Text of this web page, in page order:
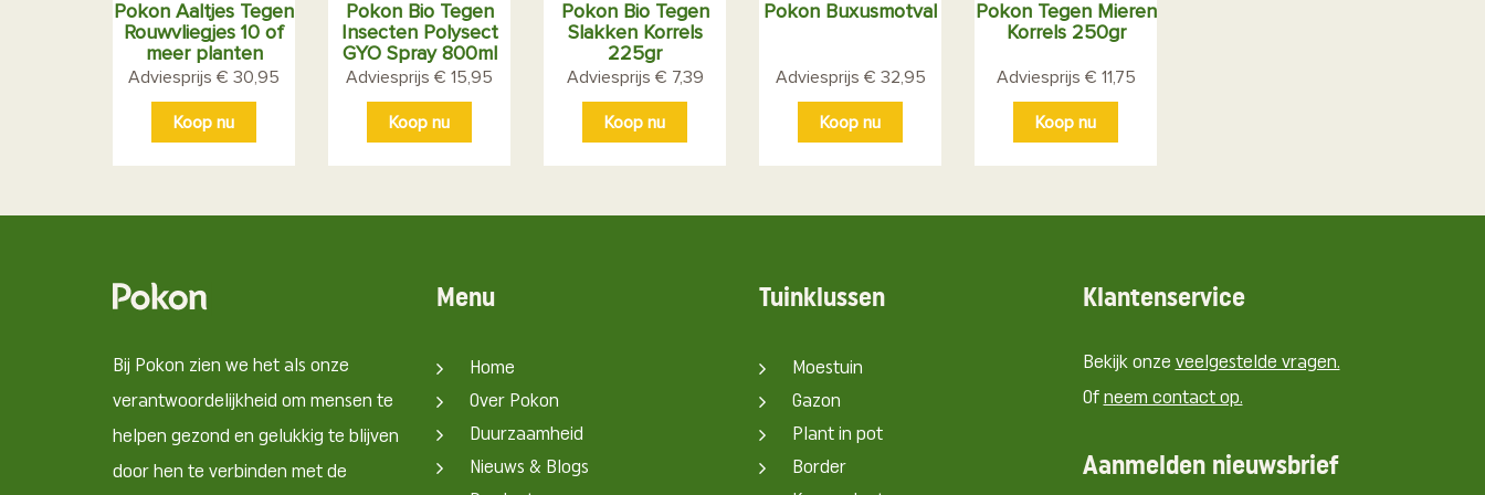
Pokon Aaltjes Tegen
Rouwvliegjes 10 of
meer planten
Adviesprijs € 30,95
Koop nu
Pokon Bio Tegen
Insecten Polysect
GYO Spray 800ml
Adviesprijs € 15,95
Koop nu
Pokon Bio Tegen
Slakken Korrels
225gr
Adviesprijs € 7,39
Koop nu
Pokon Buxusmotval
Adviesprijs € 32,95
Koop nu
Pokon Tegen Mieren
Korrels 250gr
Adviesprijs € 11,75
Koop nu
Bij Pokon zien we het als onze
verantwoordelijkheid om mensen te
helpen gezond en gelukkig te blijven
door hen te verbinden met de
Menu
Home
Over Pokon
Duurzaamheid
Nieuws & Blogs
Tuinklussen
Moestuin
Gazon
Plant in pot
Border
Klantenservice
Bekijk onze veelgestelde vragen.
Of neem contact op.
Aanmelden nieuwsbrief